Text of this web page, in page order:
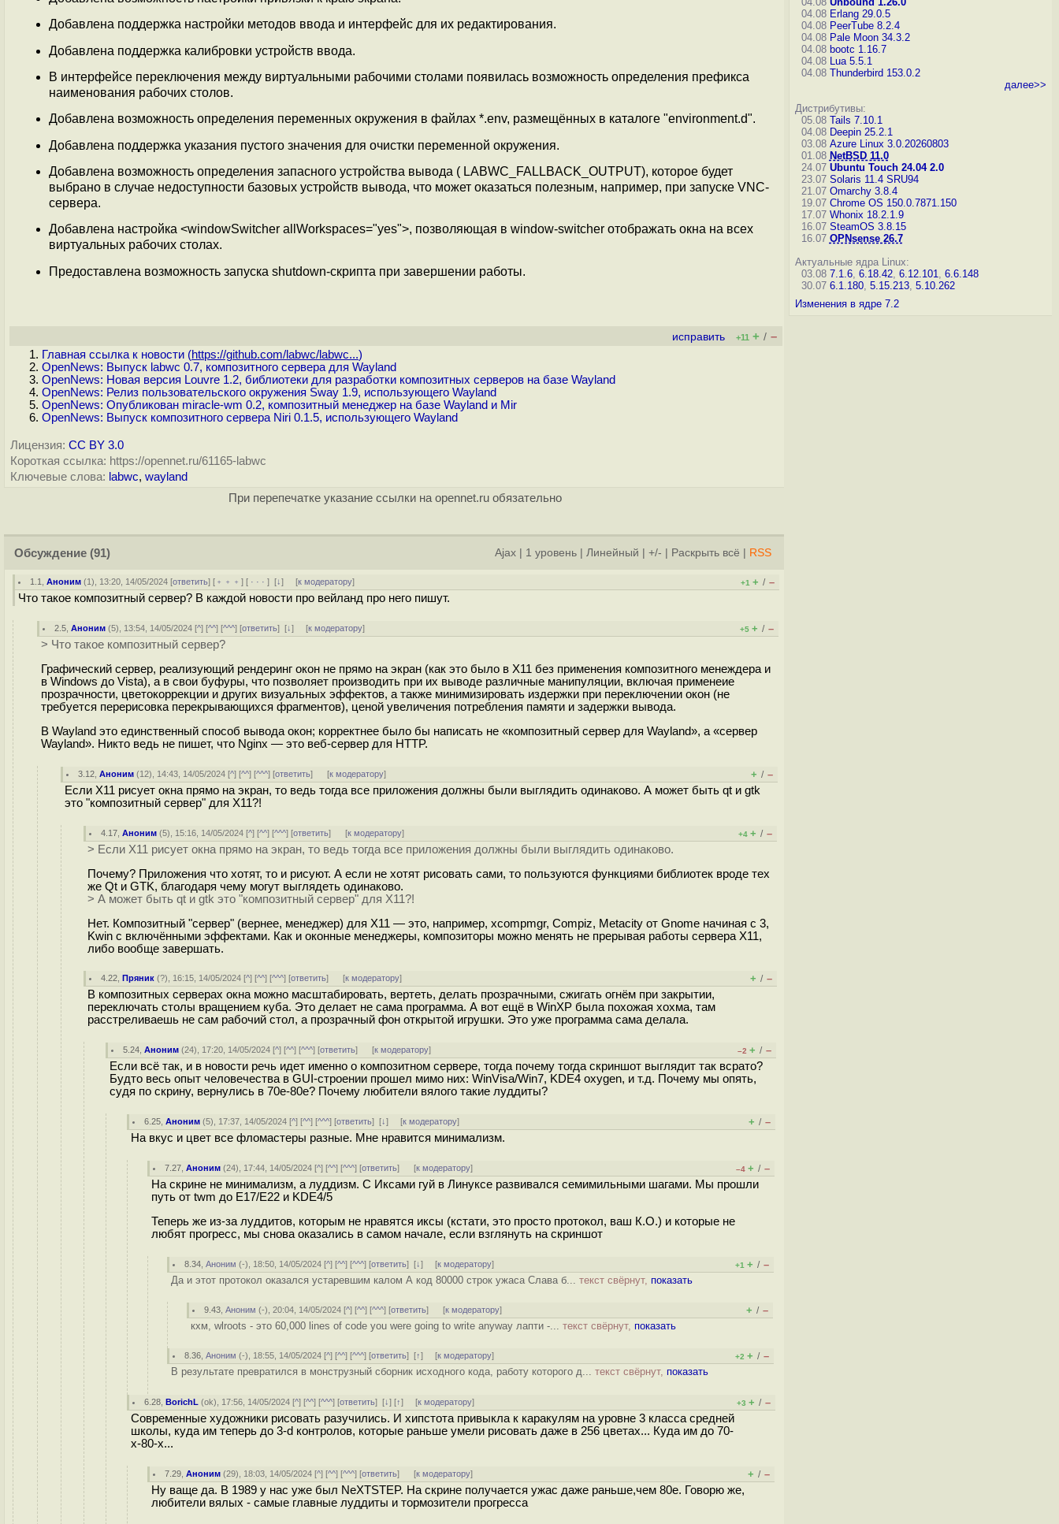
Добавлена поддержка настройки методов ввода и интерфейс для их редактирования.
Добавлена поддержка калибровки устройств ввода.
В интерфейсе переключения между виртуальными рабочими столами появилась возможность определения префикса
наименования рабочих столов.
Добавлена возможность определения переменных окружения в файлах *.env, размещённых в каталоге "environment.d".
Добавлена поддержка указания пустого значения для очистки переменной окружения.
Добавлена возможность определения запасного устройства вывода ( LABWC_FALLBACK_OUTPUT), которое будет
выбрано в случае недоступности базовых устройств вывода, что может оказаться полезным, например, при запуске VNC-
сервера.
Добавлена настройка <windowSwitcher allWorkspaces="yes">, позволяющая в window-switcher отображать окна на всех
виртуальных рабочих столах.
Предоставлена возможность запуска shutdown-скрипта при завершении работы.
исправить +11 + / –
Главная ссылка к новости (https://github.com/labwc/labwc...)
OpenNews: Выпуск labwc 0.7, композитного сервера для Wayland
OpenNews: Новая версия Louvre 1.2, библиотеки для разработки композитных серверов на базе Wayland
OpenNews: Релиз пользовательского окружения Sway 1.9, использующего Wayland
OpenNews: Опубликован miracle-wm 0.2, композитный менеджер на базе Wayland и Mir
OpenNews: Выпуск композитного сервера Niri 0.1.5, использующего Wayland
Лицензия: CC BY 3.0
Короткая ссылка: https://opennet.ru/61165-labwc
Ключевые слова: labwc, wayland
При перепечатке указание ссылки на opennet.ru обязательно
Обсуждение (91) Ajax 1 уровень Линейный +/- Раскрыть всё RSS
1.1 ,Аноним (1), 13:20, 14/05/2024 [ответить] [ ﹢﹢﹢] [ · · ·][↓] [к модератору] +1 + / –
Что такое композитный сервер? В каждой новости про вейланд про него пишут.
2.5 ,Аноним (5), 13:54, 14/05/2024 [^] [^^] [^^^] [ответить][↓] [к модератору] +5 + / –
> Что такое композитный сервер?
Графический сервер, реализующий рендеринг окон не прямо на экран (как это было в X11 без применения композитного менеждера и
в Windows до Vista), а в свои буфуры, что позволяет производить при их выводе различные манипуляции, включая применеие
прозрачности, цветокоррекции и других визуальных эффектов, а также минимизировать издержки при переключении окон (не
требуется перерисовка перекрывающихся фрагментов), ценой увеличения потребления памяти и задержки вывода.
В Wayland это единственный способ вывода окон; корректнее было бы написать не «композитный сервер для Wayland», а «сервер
Wayland». Никто ведь не пишет, что Nginx — это веб-сервер для HTTP.
3.12 ,Аноним (12), 14:43, 14/05/2024 [^] [^^] [^^^] [ответить] [к модератору] + / –
Если X11 рисует окна прямо на экран, то ведь тогда все приложения должны были выглядить одинаково. А может быть qt и gtk
это "композитный сервер" для X11?!
4.17 ,Аноним (5), 15:16, 14/05/2024 [^] [^^] [^^^] [ответить] [к модератору] +4 + / –
> Если X11 рисует окна прямо на экран, то ведь тогда все приложения должны были выглядить одинаково.
Почему? Приложения что хотят, то и рисуют. А если не хотят рисовать сами, то пользуются функциями библиотек вроде тех
же Qt и GTK, благодаря чему могут выглядеть одинаково.
> А может быть qt и gtk это "композитный сервер" для X11?!
Нет. Композитный "сервер" (вернее, менеджер) для X11 — это, например, xcompmgr, Compiz, Metacity от Gnome начиная с 3,
Kwin с включёнными эффектами. Как и оконные менеджеры, композиторы можно менять не прерывая работы сервера X11,
либо вообще завершать.
4.22 ,Пряник (?), 16:15, 14/05/2024 [^] [^^] [^^^] [ответить] [к модератору] + / –
В композитных серверах окна можно масштабировать, вертеть, делать прозрачными, сжигать огнём при закрытии,
переключать столы вращением куба. Это делает не сама программа. А вот ещё в WinXP была похожая хохма, там
расстреливаешь не сам рабочий стол, а прозрачный фон открытой игрушки. Это уже программа сама делала.
5.24 ,Аноним (24), 17:20, 14/05/2024 [^] [^^] [^^^] [ответить] [к модератору] –2 + / –
Если всё так, и в новости речь идет именно о композитном сервере, тогда почему тогда скриншот выглядит так всрато?
Будто весь опыт человечества в GUI-строении прошел мимо них: WinVisa/Win7, KDE4 oxygen, и т.д. Почему мы опять,
судя по скрину, вернулись в 70е-80е? Почему любители вялого такие луддиты?
6.25 ,Аноним (5), 17:37, 14/05/2024 [^] [^^] [^^^] [ответить][↓] [к модератору] + / –
На вкус и цвет все фломастеры разные. Мне нравится минимализм.
7.27 ,Аноним (24), 17:44, 14/05/2024 [^] [^^] [^^^] [ответить] [к модератору] –4 + / –
На скрине не минимализм, а луддизм. С Иксами гуй в Линуксе развивался семимильными шагами. Мы прошли
путь от twm до E17/E22 и KDE4/5
Теперь же из-за луддитов, которым не нравятся иксы (кстати, это просто протокол, ваш К.О.) и которые не
любят прогресс, мы снова оказались в самом начале, если взглянуть на скриншот
8.34 ,Аноним (-), 18:50, 14/05/2024 [^] [^^] [^^^] [ответить][↓] [к модератору] +1 + / –
Да и этот протокол оказался устаревшим калом А код 80000 строк ужаса Слава б... текст свёрнут, показать
9.43 ,Аноним (-), 20:04, 14/05/2024 [^] [^^] [^^^] [ответить] [к модератору] + / –
кхм, wlroots - это 60,000 lines of code you were going to write anyway лапти -... текст свёрнут, показать
8.36 ,Аноним (-), 18:55, 14/05/2024 [^] [^^] [^^^] [ответить][↑] [к модератору] +2 + / –
В результате превратился в монструзный сборник исходного кода, работу которого д... текст свёрнут, показать
6.28 ,BorichL (ok), 17:56, 14/05/2024 [^] [^^] [^^^] [ответить][↓] [↑] [к модератору] +3 + / –
Современные художники рисовать разучились. И хипстота привыкла к каракулям на уровне 3 класса средней
школы, куда им теперь до 3-d контролов, которые раньше умели рисовать даже в 256 цветах... Куда им до 70-
х-80-х...
7.29 ,Аноним (29), 18:03, 14/05/2024 [^] [^^] [^^^] [ответить] [к модератору] + / –
Ну ваще да. В 1989 у нас уже был NeXTSTEP. На скрине получается ужас даже раньше,чем 80е. Говорю же,
любители вялых - самые главные луддиты и тормозители прогресса
04.08 Erlang 29.0.5
04.08 PeerTube 8.2.4
04.08 Pale Moon 34.3.2
04.08 bootc 1.16.7
04.08 Lua 5.5.1
04.08 Thunderbird 153.0.2
далее>>
Дистрибутивы:
05.08 Tails 7.10.1
04.08 Deepin 25.2.1
03.08 Azure Linux 3.0.20260803
01.08 NetBSD 11.0
24.07 Ubuntu Touch 24.04 2.0
23.07 Solaris 11.4 SRU94
21.07 Omarchy 3.8.4
19.07 Chrome OS 150.0.7871.150
17.07 Whonix 18.2.1.9
16.07 SteamOS 3.8.15
16.07 OPNsense 26.7
Актуальные ядра Linux:
03.08 7.1.6, 6.18.42, 6.12.101, 6.6.148
30.07 6.1.180, 5.15.213, 5.10.262
Изменения в ядре 7.2